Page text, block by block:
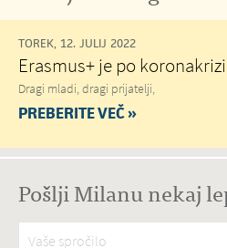
TOREK, 12. JULIJ 2022
Erasmus+ je po
Dragi mladi, dragi prijatelji,
PREBERITE VEČ »
Pošlji Milanu nekaj
Vaše spročilo*